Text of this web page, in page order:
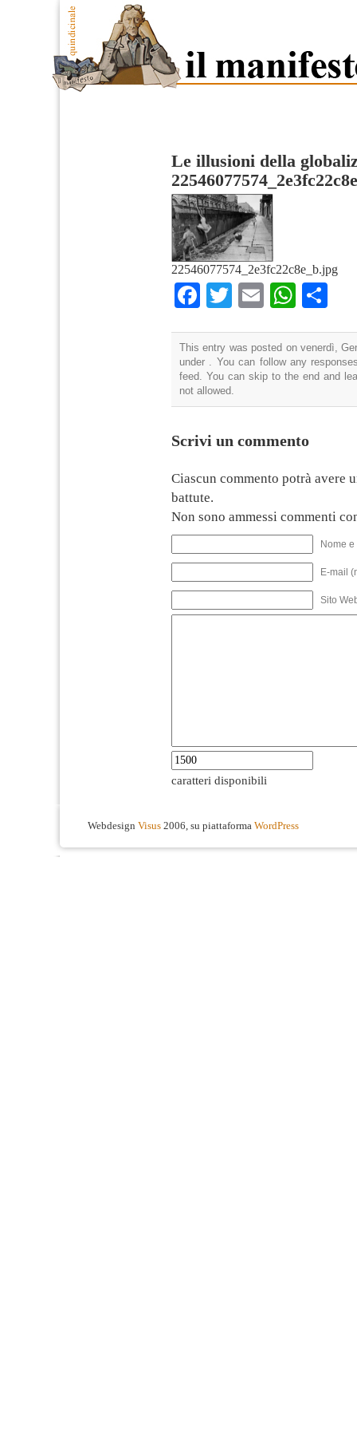
Le illusioni della
22546077574_2e3fc22c8e_b.jpg
Facebook
TwitterEmail
This entry was posted on venerdì,
under . You can follow any
feed. You can skip to the end and
not allowed.
Scrivi un commento
Ciascun commento potrà avere
battute.
Non sono ammessi commenti
Nome
E-mail
Sito
caratteri disponibili
Webdesign Visus 2006, su piattaforma WordPress